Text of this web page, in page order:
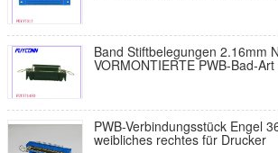
Band Stiftbelegungen 2.16mm
VORMONTIERTE PWB-Bad-
PWB-Verbindungsstück Engel
weibliches rechtes für Drucker